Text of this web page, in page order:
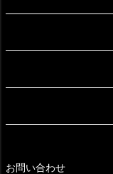
お問い合わせ